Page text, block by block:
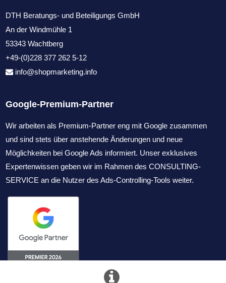
DTH Beratungs- und Beteiligungs GmbH
An der Windmühle 1
53343 Wachtberg
+49-(0)228 377 262 5-12
info@shopmarketing.info
Google-Premium-Partner
Wir arbeiten als Premium-Partner eng mit Google zusammen
und sind stets über anstehende Änderungen und neue
Möglichkeiten bei Google Ads informiert. Unser exklusives
Expertenwissen geben wir im Rahmen des CONSULTING-
SERVICE an die Nutzer des Ads-Controlling-Tools weiter.